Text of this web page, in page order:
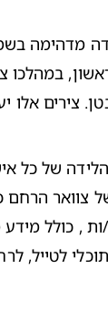
צירים
, כולל